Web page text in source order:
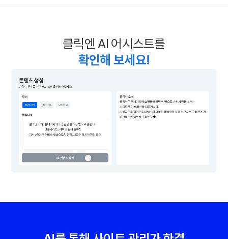
클릭엔 AI 어시스트를
확인해 보세요!